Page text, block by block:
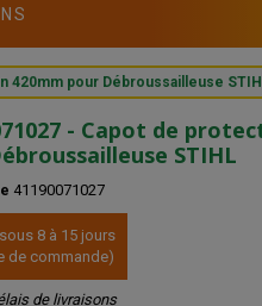
420mm pour Débroussailleuse
- Capot de
STIHL
41190071027
8 à 15 jours
de commande)
de livraisons